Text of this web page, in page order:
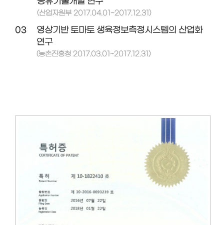
(산업자원부 2017.04.01~2017.12.31)
03
영상기반 토마토 생육정보측정시스템의 산업화
연구
(농촌진흥청 2017.03.01~2017.12.31)